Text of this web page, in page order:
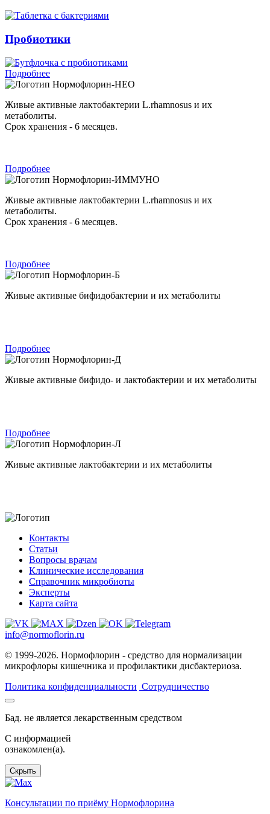
Пробиотики
Подробнее
Нормофлорин-НЕО
Живые активные лактобактерии L.rhamnosus и их
метаболиты.
Срок хранения - 6 месяцев.
Подробнее
Нормофлорин-ИММУНО
Живые активные лактобактерии L.rhamnosus и их
метаболиты.
Срок хранения - 6 месяцев.
Подробнее
Нормофлорин-Б
Живые активные бифидобактерии и их метаболиты
Подробнее
Нормофлорин-Д
Живые активные бифидо- и лактобактерии и их метаболиты
Подробнее
Нормофлорин-Л
Живые активные лактобактерии и их метаболиты
Контакты
Статьи
Вопросы врачам
Клинические исследования
Справочник микробиоты
Эксперты
Карта сайта
info@normoflorin.ru
© 1999-2026. Нормофлорин - средство для нормализации
микрофлоры кишечника и профилактики дисбактериоза.
Политика конфиденциальности Сотрудничество
Бад. не является лекарственным средством
C информацией
ознакомлен(а).
Скрыть
Консультации по приёму Нормофлорина